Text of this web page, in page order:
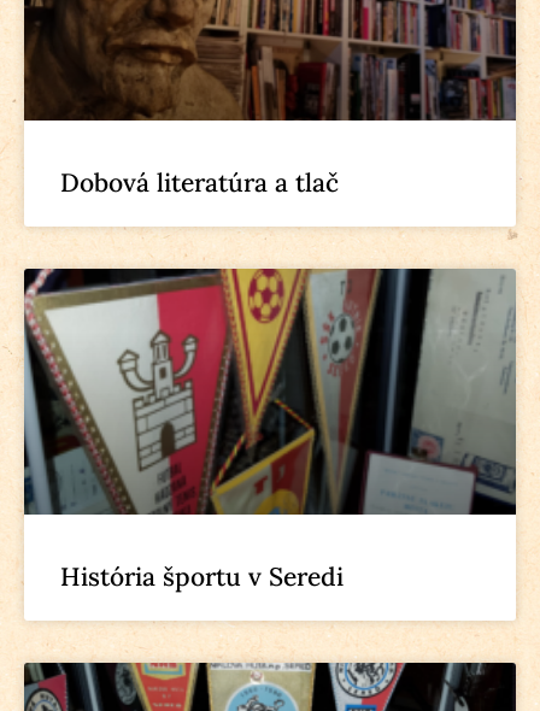
Dobová literatúra a tlač
História športu v Seredi